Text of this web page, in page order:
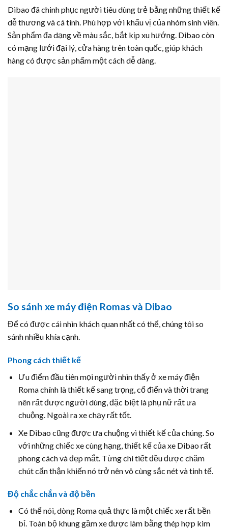
Dibao đã chinh phục người tiêu dùng trẻ bằng những thiết kế
dễ thương và cá tính. Phù hợp với khẩu vị của nhóm sinh viên.
Sản phẩm đa dạng về màu sắc, bắt kịp xu hướng. Dibao còn
có mạng lưới đại lý, cửa hàng trên toàn quốc, giúp khách
hàng có được sản phẩm một cách dễ dàng.
So sánh xe máy điện Romas và Dibao
Để có được cái nhìn khách quan nhất có thể, chúng tôi so
sánh nhiều khía cạnh.
Phong cách thiết kế
Ưu điểm đầu tiên mọi người nhìn thấy ở xe máy điện
Roma chính là thiết kế sang trọng, cổ điển và thời trang
nên rất được người dùng, đặc biệt là phụ nữ rất ưa
chuộng. Ngoài ra xe chạy rất tốt.
Xe Dibao cũng được ưa chuộng vì thiết kế của chúng. So
với những chiếc xe cùng hạng, thiết kế của xe Dibao rất
phong cách và đẹp mắt. Từng chi tiết đều được chăm
chút cẩn thận khiến nó trở nên vô cùng sắc nét và tinh tế.
Độ chắc chắn và độ bền
Có thể nói, dòng Roma quả thực là một chiếc xe rất bền
bỉ. Toàn bộ khung gầm xe được làm bằng thép hợp kim